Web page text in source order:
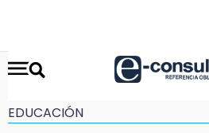
EDUCACIÓN